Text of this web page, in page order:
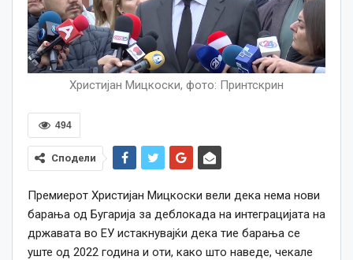
Христијан Мицкоски, фото: Принтскрин
494
Сподели
Премиерот Христијан Мицкоски вели дека нема нови
барања од Бугарија за деблокада на интеграцијата на
државата во ЕУ истакнувајќи дека тие барања се
уште од 2022 година и оти, како што наведе, чекале